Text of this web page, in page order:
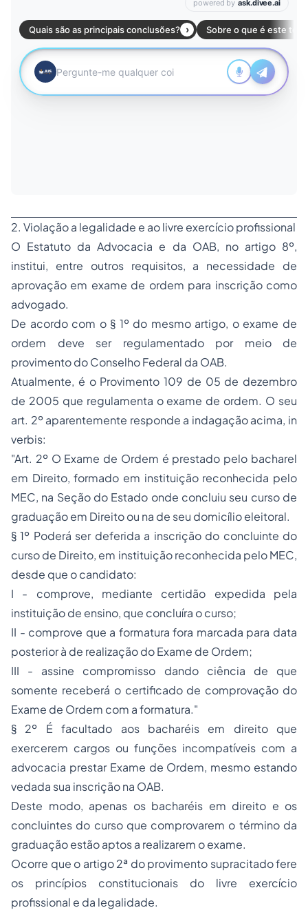
2. Violação a legalidade e ao livre exercício profissional
O Estatuto da Advocacia e da OAB, no artigo 8º,
institui, entre outros requisitos, a necessidade de
aprovação em exame de ordem para inscrição como
advogado.
De acordo com o § 1º do mesmo artigo, o exame de
ordem deve ser regulamentado por meio de
provimento do Conselho Federal da OAB.
Atualmente, é o Provimento 109 de 05 de dezembro
de 2005 que regulamenta o exame de ordem. O seu
art. 2º aparentemente responde a indagação acima, in
verbis:
"Art. 2º O Exame de Ordem é prestado pelo bacharel
em Direito, formado em instituição reconhecida pelo
MEC, na Seção do Estado onde concluiu seu curso de
graduação em Direito ou na de seu domicílio eleitoral.
§ 1º Poderá ser deferida a inscrição do concluinte do
curso de Direito, em instituição reconhecida pelo MEC,
desde que o candidato:
I - comprove, mediante certidão expedida pela
instituição de ensino, que concluíra o curso;
II - comprove que a formatura fora marcada para data
posterior à de realização do Exame de Ordem;
III - assine compromisso dando ciência de que
somente receberá o certificado de comprovação do
Exame de Ordem com a formatura."
§ 2º É facultado aos bacharéis em direito que
exercerem cargos ou funções incompatíveis com a
advocacia prestar Exame de Ordem, mesmo estando
vedada sua inscrição na OAB.
Deste modo, apenas os bacharéis em direito e os
concluintes do curso que comprovarem o término da
graduação estão aptos a realizarem o exame.
Ocorre que o artigo 2ª do provimento supracitado fere
os princípios constitucionais do livre exercício
profissional e da legalidade.